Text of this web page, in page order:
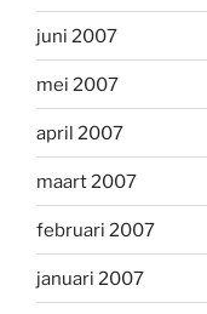
juni 2007
mei 2007
april 2007
maart 2007
februari 2007
januari 2007